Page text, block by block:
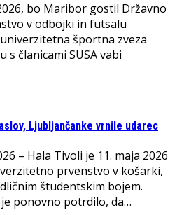
bo Maribor gostil Državno
v odbojki in futsalu
športna zveza
s članicami SUSA vabi
Ljubljančanke vrnile udarec
– Hala Tivoli je 11. maja 2026
prvenstvo v košarki,
študentskim bojem.
ponovno potrdilo, da…